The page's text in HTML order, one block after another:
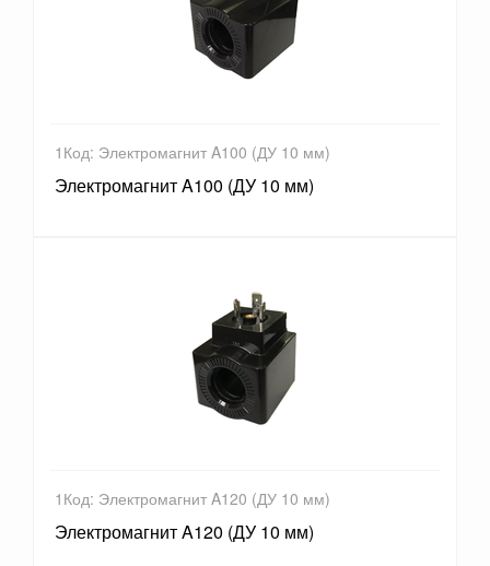
1Код: Электромагнит A100 (ДУ 10 мм)
Электромагнит A100 (ДУ 10 мм)
1Код: Электромагнит A120 (ДУ 10 мм)
Электромагнит A120 (ДУ 10 мм)